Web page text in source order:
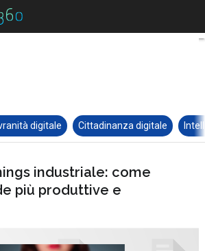
digitale Cittadinanza digitale
industriale: come
più produttive e